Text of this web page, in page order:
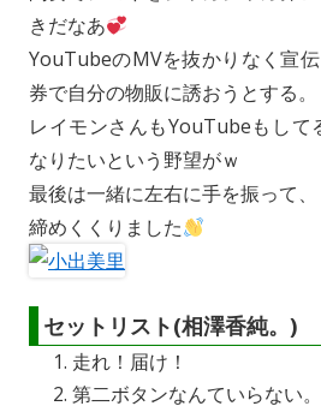
きだなあ
YouTubeのMVを抜かりなく宣
券で自分の物販に誘おうとする。
レイモンさんもYouTubeもして
なりたいという野望がｗ
最後は一緒に左右に手を振って
締めくくりました
セットリスト(相澤香純。)
走れ！届け！
第二ボタンなんていらない。